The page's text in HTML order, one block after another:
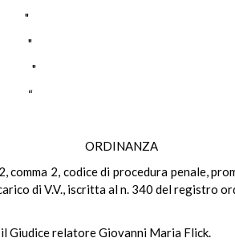
"
"
"
“
ORDINANZA
2, codice di procedura penale,
di V.V., iscritta al n. 340 del registro
Giudice relatore Giovanni Maria Flick.